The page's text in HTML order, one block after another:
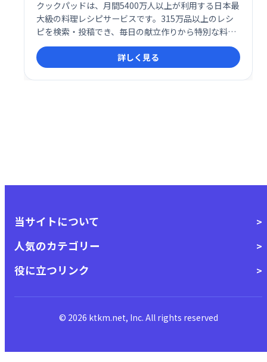
クックパッドは、月間5400万人以上が利用する日本最
大級の料理レシピサービスです。315万品以上のレシ
ピを検索・投稿でき、毎日の献立作りから特別な料理
まで幅広くサポートします。豊富なレシピとユーザー
コミュニティで、料理の楽しさを広げましょう！
詳しく見る
当サイトについて
人気のカテゴリー
役に立つリンク
© 2026 ktkm.net, Inc. All rights reserved